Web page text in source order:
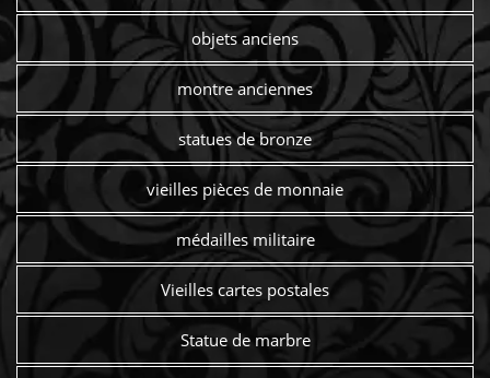
objets anciens
montre anciennes
statues de bronze
vieilles pièces de monnaie
médailles militaire
Vieilles cartes postales
Statue de marbre